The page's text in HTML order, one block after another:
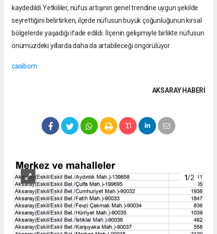
kaydedildi.Yetkililer, nüfus artışının genel trendine uygun şekilde
seyrettiğini belirtirken, ilçede nüfusun büyük çoğunluğunun kırsal
bölgelerde yaşadığı ifade edildi. İlçenin gelişimiyle birlikte nüfusun
önümüzdeki yıllarda daha da artabileceği öngörülüyor.
casibom
AKSARAY HABERİ
1/2